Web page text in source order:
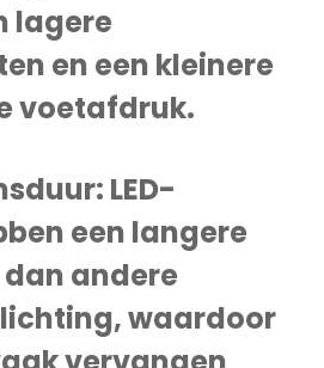
lagere
en een kleinere
voetafdruk.
LED-
een langere
andere
waardoor